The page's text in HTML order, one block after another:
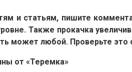
и статьям, пишите
Также прокачка
может любой. Проверьте это